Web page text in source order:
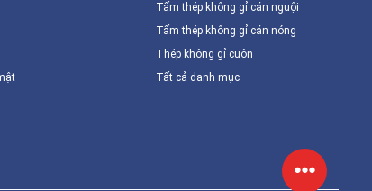
Tấm thép không gỉ cán nguội
Tấm thép không gỉ cán nóng
Thép không gỉ cuộn
Tất cả danh mục